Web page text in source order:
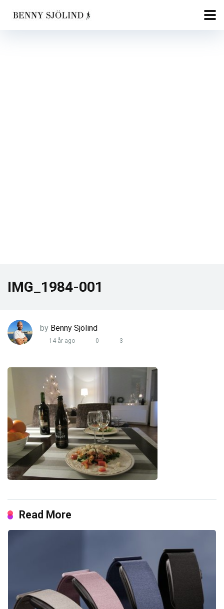
IMG_1984-001
by Benny Sjölind
14 år ago 0 3
Read More